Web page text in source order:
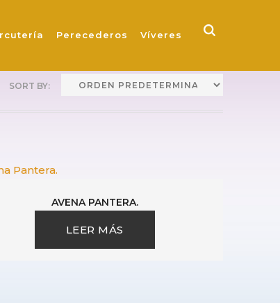
Perecederos Víveres
AVENA PANTERA.
LEER MÁS